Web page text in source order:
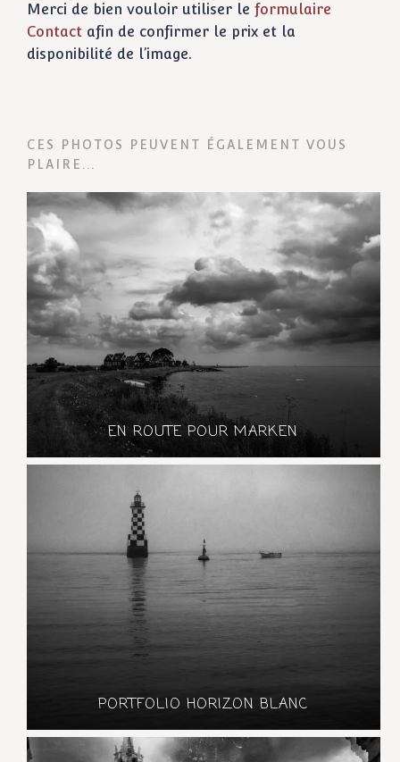
Merci de bien vouloir utiliser le formulaire
Contact afin de confirmer le prix et la
disponibilité de l’image.
CES PHOTOS PEUVENT ÉGALEMENT VOUS
PLAIRE...
EN ROUTE POUR MARKEN
PORTFOLIO HORIZON BLANC